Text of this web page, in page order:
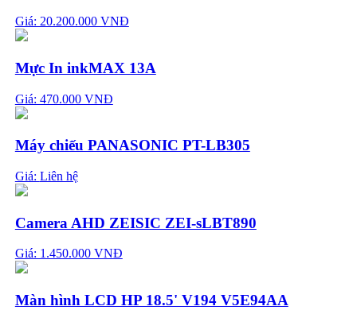
Giá: 20.200.000 VNĐ
Mực In inkMAX 13A
Giá: 470.000 VNĐ
Máy chiếu PANASONIC PT-LB305
Giá: Liên hệ
Camera AHD ZEISIC ZEI-sLBT890
Giá: 1.450.000 VNĐ
Màn hình LCD HP 18.5' V194 V5E94AA